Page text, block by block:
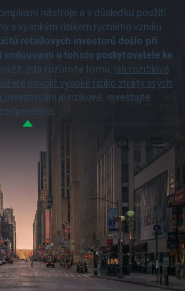
nástroje a v důsledku použití
s vysokým rizikem rychlého vzniku
účtů retailových investorů došlo při
u tohoto poskytovatele ke
zda rozumíte tomu, jak rozdílové
dovolit vysoké riziko ztráty svých
Investování je rizikové. Investujte
zodpovědně.